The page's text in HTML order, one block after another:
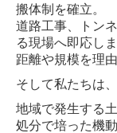
募集要項（中大
募集要項（建設
募集要項（建設
お問合せ
搬体制を確立。
道路工事、トン
る現場へ即応しま
距離や規模を理
そして私たちは
地域で発生する
処分で培った機